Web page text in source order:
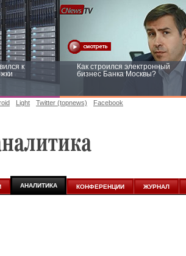
к
Как строился электронный
бизнес Банка Москвы?
Light Twitter (topnews) Facebook
АНАЛИТИКА КОНФЕРЕНЦИИ ЖУРНАЛ